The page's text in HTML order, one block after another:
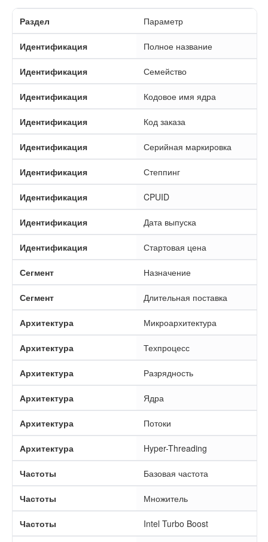
Раздел Параметр
Идентификация Полное название
Идентификация Семейство
Идентификация Кодовое имя ядра
Идентификация Код заказа
Идентификация Серийная маркировка
Идентификация Степпинг
Идентификация CPUID
Идентификация Дата выпуска
Идентификация Стартовая цена
Сегмент Назначение
Сегмент Длительная поставка
Архитектура Микроархитектура
Архитектура Техпроцесс
Архитектура Разрядность
Архитектура Ядра
Архитектура Потоки
Архитектура Hyper-Threading
Частоты Базовая частота
Частоты Множитель
Частоты Intel Turbo Boost